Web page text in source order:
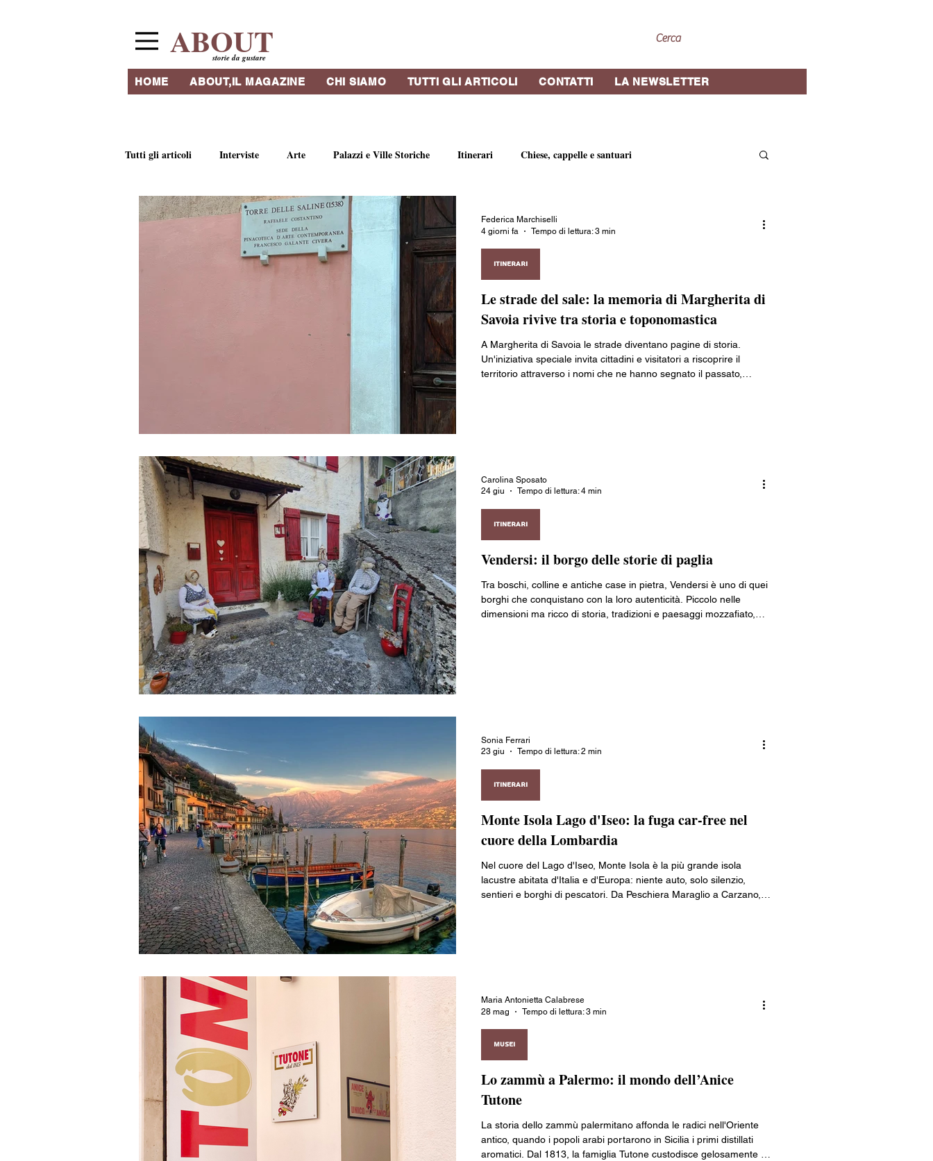
ABOUT
storie da gustare
HOME ABOUT,IL MAGAZINE CHI SIAMO TUTTI GLI ARTICOLI CONTATTI LA NEWSLETTER
Tutti gli articoli Interviste Arte Palazzi e Ville Storiche Itinerari Chiese, cappelle e santuari
Ricette e tradizioni culinarie Libri e riviste Strutture Ricettive
Artigianato Profumi di Genova Artisti e gallerie d'arte
Vivere all'estero Valle d’Aosta Piemonte Liguria Lombardia
Friuli-Venezia Giulia Emilia-Romagna Toscana Umbria
Le strade del sale: la memoria di Margherita di
Savoia rivive tra storia e toponomastica
A Margherita di Savoia le strade diventano pagine di storia.
Un'iniziativa speciale invita cittadini e visitatori a riscoprire il
territorio attraverso i nomi che ne hanno segnato il passato,
ITINERARI
Federica Marchiselli
4 giorni fa
Tempo di lettura: 3 min
Vendersi: il borgo delle storie di paglia
Tra boschi, colline e antiche case in pietra, Vendersi è uno di quei
borghi che conquistano con la loro autenticità. Piccolo nelle
dimensioni ma ricco di storia, tradizioni e paesaggi mozzafiato,
ITINERARI
Carolina Sposato
24 giu
Tempo di lettura: 4 min
Monte Isola Lago d'Iseo: la fuga car-free nel
cuore della Lombardia
Nel cuore del Lago d'Iseo, Monte Isola è la più grande isola
lacustre abitata d'Italia e d'Europa: niente auto, solo silenzio,
sentieri e borghi di pescatori. Da Peschiera Maraglio a Carzano,
ITINERARI
Sonia Ferrari
23 giu
Tempo di lettura: 2 min
Lo zammù a Palermo: il mondo dell’Anice
Tutone
La storia dello zammù palermitano affonda le radici nell'Oriente
antico, quando i popoli arabi portarono in Sicilia i primi distillati
aromatici. Dal 1813, la famiglia Tutone custodisce gelosamente la
MUSEI
Maria Antonietta Calabrese
28 mag
Tempo di lettura: 3 min